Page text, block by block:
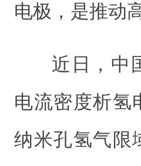
电极，是推动
近日，中
电流密度析氢
纳米孔氢气